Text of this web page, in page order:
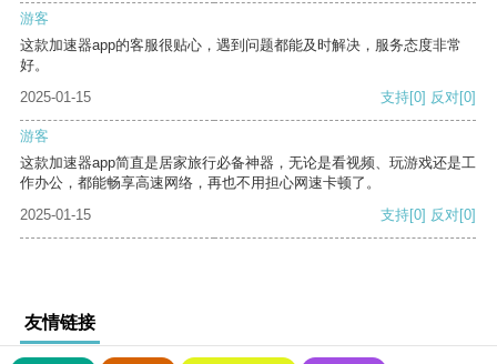
游客
这款加速器app的客服很贴心，遇到问题都能及时解决，服务态度非常
好。
2025-01-15
支持[0] 反对[0]
游客
这款加速器app简直是居家旅行必备神器，无论是看视频、玩游戏还是工
作办公，都能畅享高速网络，再也不用担心网速卡顿了。
2025-01-15
支持[0] 反对[0]
友情链接